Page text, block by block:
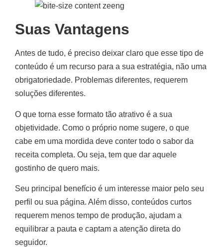
Suas Vantagens
Antes de tudo, é preciso deixar claro que esse tipo de
conteúdo é um recurso para a sua estratégia, não uma
obrigatoriedade. Problemas diferentes, requerem
soluções diferentes.
O que torna esse formato tão atrativo é a sua
objetividade. Como o próprio nome sugere, o que
cabe em uma mordida deve conter todo o sabor da
receita completa. Ou seja, tem que dar aquele
gostinho de quero mais.
Seu principal benefício é um interesse maior pelo seu
perfil ou sua página. Além disso, conteúdos curtos
requerem menos tempo de produção, ajudam a
equilibrar a pauta e captam a atenção direta do
seguidor.